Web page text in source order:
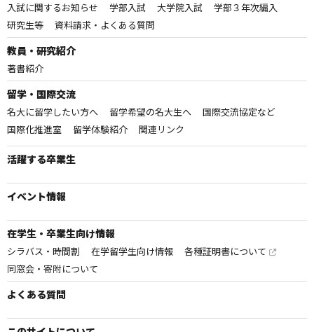
入試に関するお知らせ 学部入試 大学院入試
学部３年次編入
研究生等
資料請求・よくある質問
教員・研究紹介
著書紹介
留学・国際交流
名大に留学したい方へ 留学希望の名大生へ
国際交流協定など
国際化推進室
留学体験紹介 関連リンク
活躍する卒業生
イベント情報
在学生・卒業生向け情報
シラバス・時間割 在学留学生向け情報
各種証明書について
同窓会・寄附について
よくある質問